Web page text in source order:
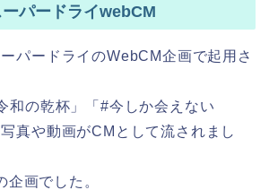
パードライwebCM
パードライのWebCM企画で起用さ
和の乾杯 」「#今しか会えない
真や動画がCMとして流されまし
画でした。